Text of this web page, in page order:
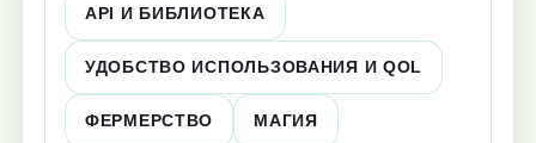
API И БИБЛИОТЕКА
УДОБСТВО ИСПОЛЬЗОВАНИЯ И QOL
ФЕРМЕРСТВО МАГИЯ